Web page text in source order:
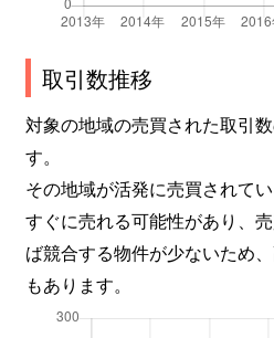
取引数推移
対象の地域の売買された取引
す。
その地域が活発に売買されて
すぐに売れる可能性があり、
ば競合する物件が少ないため
もあります。